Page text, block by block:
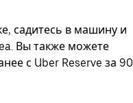
садитесь в машину и
Вы также можете
с Uber Reserve за 90